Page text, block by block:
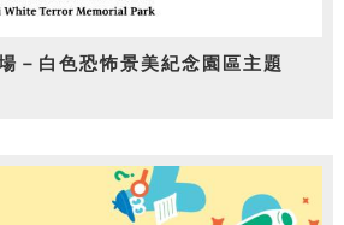
－白色恐怖景美紀念園區主題